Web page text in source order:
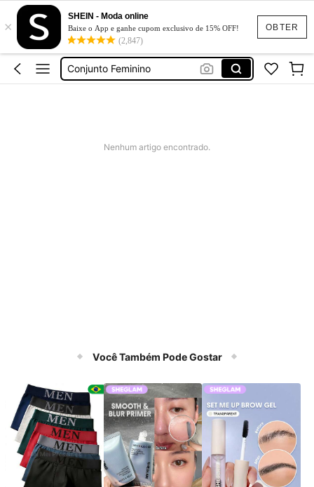
OBTER
×
SHEIN - Moda online
Baixe o App e ganhe cupom exclusivo de 15% OFF!
(2,847)
Calça Jeans Feminina
Vestido Feminino
Conjunto Feminino
Nenhum artigo encontrado.
Você Também Pode Gostar